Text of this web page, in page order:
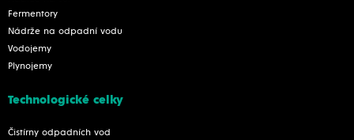
Fermentory
Nádrže na odpadní vodu
Vodojemy
Plynojemy
Technologické celky
Čistírny odpadních vod